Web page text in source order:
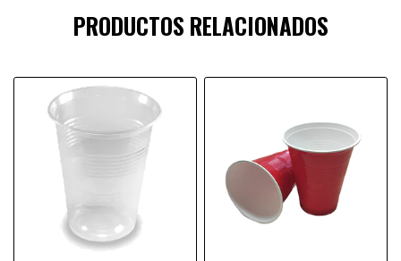
PRODUCTOS RELACIONADOS